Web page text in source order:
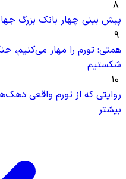
۸
پیش بینی چهار بانک بزرگ
۹
همتی: تورم را مهار می‌کنیم،
شکستیم
۱۰
روایتی که از تورم واقعی
بیشتر